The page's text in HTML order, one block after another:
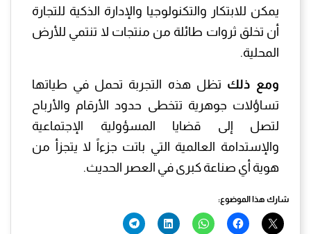
يمكن للابتكار والتكنولوجيا والإدارة الذكية للتجارة
أن تخلق ثروات طائلة من منتجات لا تنتمي للأرض
المحلية.
ومع ذلك تظل هذه التجربة تحمل في طياتها
تساؤلات جوهرية تتخطى حدود الأرقام والأرباح
لتصل إلى قضايا المسؤولية الإجتماعية
والإستدامة العالمية التي باتت جزءاً لا يتجزأ من
هوية أي صناعة كبرى في العصر الحديث.
شارك هذا الموضوع: